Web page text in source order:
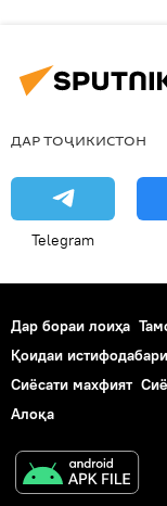
ДАР ТОҶИКИСТОН
Telegram
Дар бораи лоиҳа
Қоидаи
Сиёсати махфият
Алоқа